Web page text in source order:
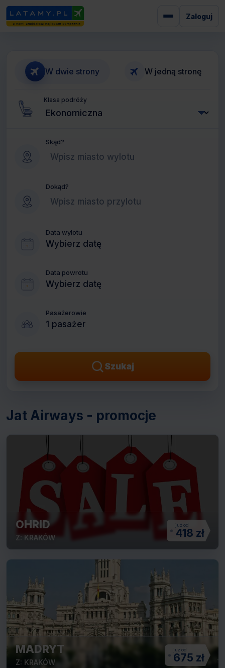
Zaloguj
W dwie strony W jedną stronę
Klasa podróży
Skąd?
Dokąd?
Data wylotu
Wybierz datę
Data powrotu
Wybierz datę
Pasażerowie
1 pasażer
Szukaj
Jat Airways - promocje
OHRID
Z: KRAKÓW 418 zł
MADRYT
Z: KRAKÓW 675 zł